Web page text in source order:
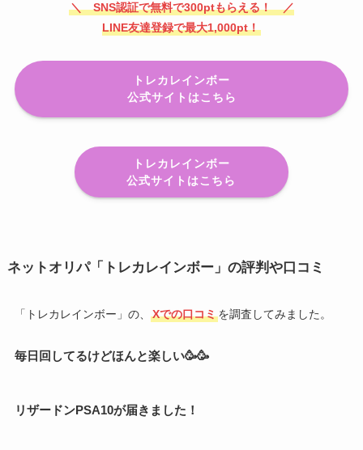
＼ SNS認証で無料で300ptもらえる！ ／
LINE友達登録で最大1,000pt！
トレカレインボー
公式サイトはこちら
トレカレインボー
公式サイトはこちら
ネットオリパ「トレカレインボー」の評判や口コミ
「トレカレインボー」の、 Xでの口コミを調査してみました。
毎日回してるけどほんと楽しい🥳🥳
リザードンPSA10が届きました！